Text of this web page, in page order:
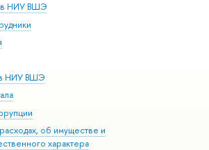
в НИУ ВШЭ
НИУ ВШЭ
об имуществе и
характера